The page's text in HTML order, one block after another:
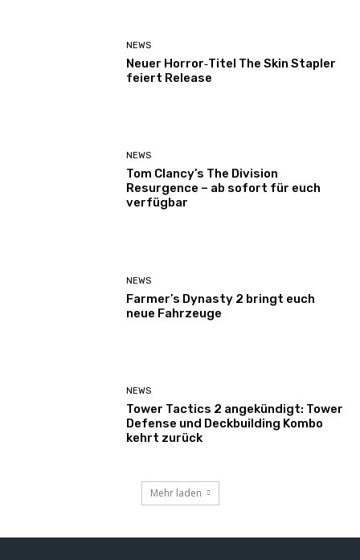
NEWS
Neuer Horror‑Titel The Skin Stapler
feiert Release
NEWS
Tom Clancy’s The Division
Resurgence – ab sofort für euch
verfügbar
NEWS
Farmer’s Dynasty 2 bringt euch
neue Fahrzeuge
NEWS
Tower Tactics 2 angekündigt: Tower
Defense und Deckbuilding Kombo
kehrt zurück
Mehr laden